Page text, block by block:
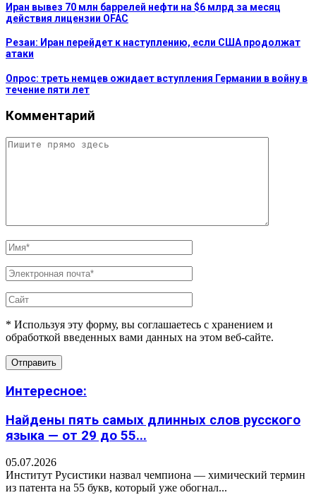
Иран вывез 70 млн баррелей нефти на $6 млрд за месяц
действия лицензии OFAC
Резаи: Иран перейдет к наступлению, если США продолжат
атаки
Опрос: треть немцев ожидает вступления Германии в войну в
течение пяти лет
Комментарий
* Используя эту форму, вы соглашаетесь с хранением и
обработкой введенных вами данных на этом веб-сайте.
Интересное:
Найдены пять самых длинных слов русского
языка — от 29 до 55...
05.07.2026
Институт Русистики назвал чемпиона — химический термин
из патента на 55 букв, который уже обогнал...